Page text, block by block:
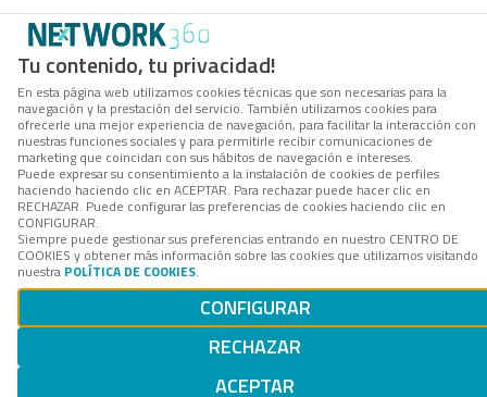
Tu contenido, tu privacidad!
En esta página web utilizamos cookies técnicas que son necesarias para la
navegación y la prestación del servicio. También utilizamos cookies para
ofrecerle una mejor experiencia de navegación, para facilitar la interacción con
nuestras funciones sociales y para permitirle recibir comunicaciones de
marketing que coincidan con sus hábitos de navegación e intereses.
Puede expresar su consentimiento a la instalación de cookies de perfiles
haciendo haciendo clic en ACEPTAR. Para rechazar puede hacer clic en
RECHAZAR. Puede configurar las preferencias de cookies haciendo clic en
CONFIGURAR.
Siempre puede gestionar sus preferencias entrando en nuestro CENTRO DE
COOKIES y obtener más información sobre las cookies que utilizamos visitando
nuestra POLÍTICA DE COOKIES.
CONFIGURAR
RECHAZAR
ACEPTAR